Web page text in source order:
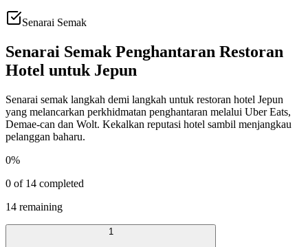
Senarai Semak
Senarai Semak Penghantaran Restoran
Hotel untuk Jepun
Senarai semak langkah demi langkah untuk restoran hotel Jepun
yang melancarkan perkhidmatan penghantaran melalui Uber Eats,
Demae-can dan Wolt. Kekalkan reputasi hotel sambil menjangkau
pelanggan baharu.
0%
0 of 14 completed
14 remaining
1